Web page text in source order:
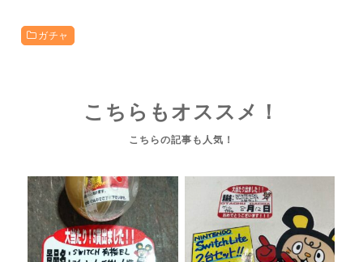
ガチャ
こちらもオススメ！